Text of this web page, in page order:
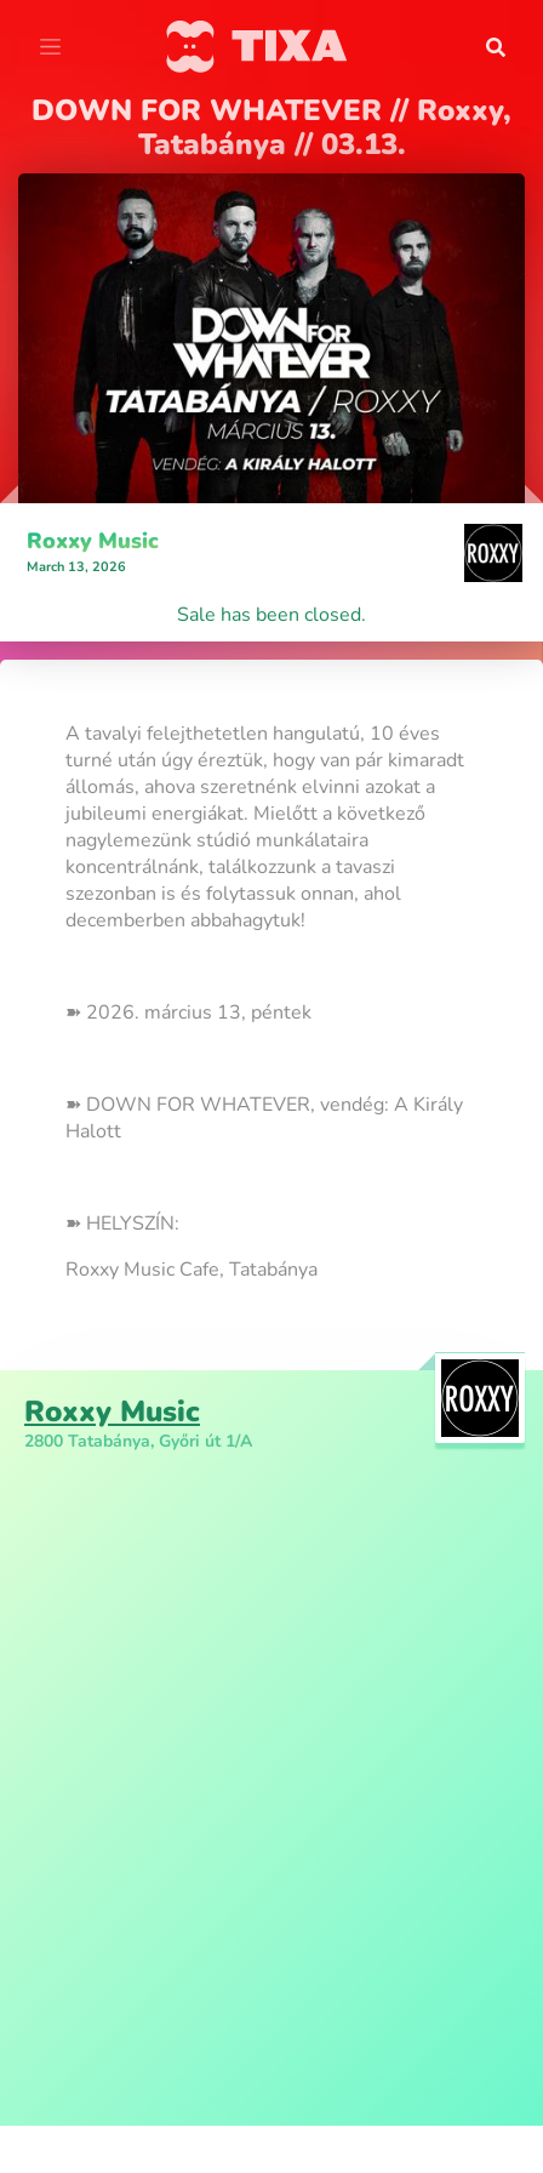
DOWN FOR WHATEVER // Roxxy,
Tatabánya // 03.13.
Roxxy Music
March 13, 2026
Sale has been closed.
A tavalyi felejthetetlen hangulatú, 10 éves
turné után úgy éreztük, hogy van pár kimaradt
állomás, ahova szeretnénk elvinni azokat a
jubileumi energiákat. Mielőtt a következő
nagylemezünk stúdió munkálataira
koncentrálnánk, találkozzunk a tavaszi
szezonban is és folytassuk onnan, ahol
decemberben abbahagytuk!
➽ 2026. március 13, péntek
➽ DOWN FOR WHATEVER, vendég: A Király
Halott
➽ HELYSZÍN:
Roxxy Music Cafe, Tatabánya
Roxxy Music
2800 Tatabánya, Győri út 1/A